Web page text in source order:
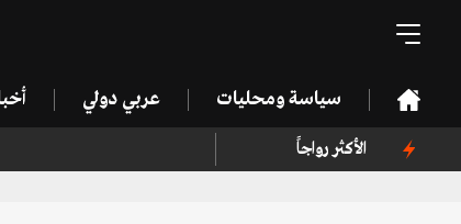
سياسة ومحليات عربي دولي
الأكثر رواجاً